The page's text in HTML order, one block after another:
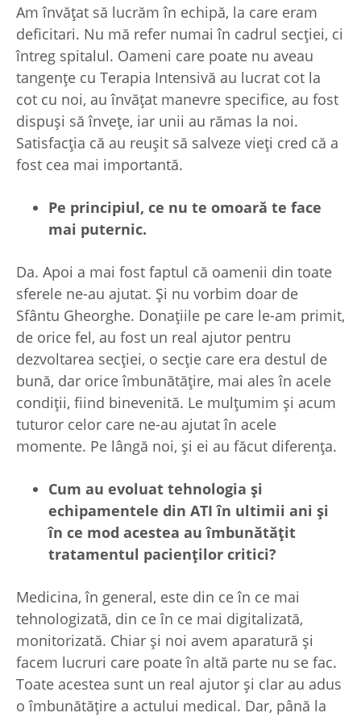
Am învățat să lucrăm în echipă, la care eram
deficitari. Nu mă refer numai în cadrul secției, ci
întreg spitalul. Oameni care poate nu aveau
tangențe cu Terapia Intensivă au lucrat cot la
cot cu noi, au învățat manevre specifice, au fost
dispuși să învețe, iar unii au rămas la noi.
Satisfacția că au reușit să salveze vieți cred că a
fost cea mai importantă.
Pe principiul, ce nu te omoară te face
mai puternic.
Da. Apoi a mai fost faptul că oamenii din toate
sferele ne-au ajutat. Și nu vorbim doar de
Sfântu Gheorghe. Donațiile pe care le-am primit,
de orice fel, au fost un real ajutor pentru
dezvoltarea secției, o secție care era destul de
bună, dar orice îmbunătățire, mai ales în acele
condiții, fiind binevenită. Le mulțumim și acum
tuturor celor care ne-au ajutat în acele
momente. Pe lângă noi, și ei au făcut diferența.
Cum au evoluat tehnologia și
echipamentele din ATI în ultimii ani și
în ce mod acestea au îmbunătățit
tratamentul pacienților critici?
Medicina, în general, este din ce în ce mai
tehnologizată, din ce în ce mai digitalizată,
monitorizată. Chiar și noi avem aparatură și
facem lucruri care poate în altă parte nu se fac.
Toate acestea sunt un real ajutor și clar au adus
o îmbunătățire a actului medical. Dar, până la